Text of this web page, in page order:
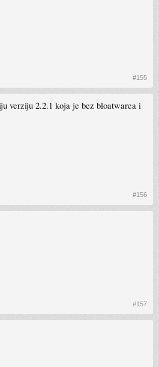
#155
verziju 2.2.1 koja je bez bloatwarea i
#156
#157